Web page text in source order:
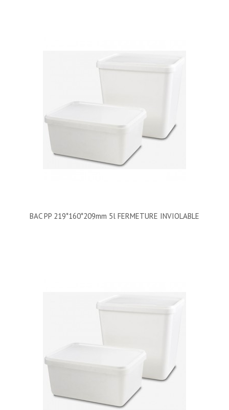
BAC PP 219*160*209mm 5l FERMETURE INVIOLABLE